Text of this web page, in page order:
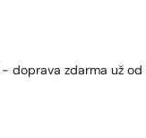
doprava zdarma už